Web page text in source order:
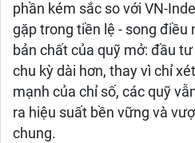
phần kém sắc so với VN-
gặp trong tiền lệ - song điều
bản chất của quỹ mở: đầu
chu kỳ dài hơn, thay vì chỉ
mạnh của chỉ số, các quỹ
ra hiệu suất bền vững và
chung.